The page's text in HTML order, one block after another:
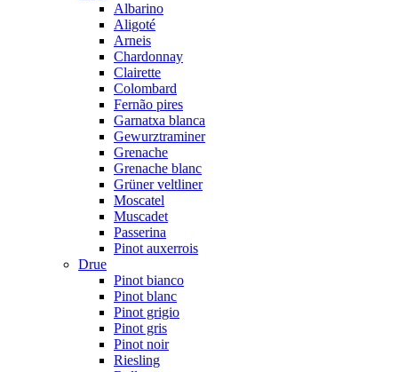
Albarino
Aligoté
Arneis
Chardonnay
Clairette
Colombard
Fernão pires
Garnatxa blanca
Gewurztraminer
Grenache
Grenache blanc
Grüner veltliner
Moscatel
Muscadet
Passerina
Pinot auxerrois
Drue
Pinot bianco
Pinot blanc
Pinot grigio
Pinot gris
Pinot noir
Riesling